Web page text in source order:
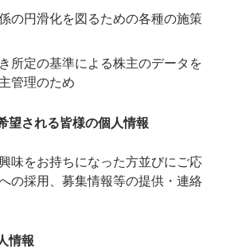
の円滑化を図るための各種の施策
所定の基準による株主のデータを
管理のため
望される皆様の個人情報
味をお持ちになった方並びにご応
の採用、募集情報等の提供・連絡
情報